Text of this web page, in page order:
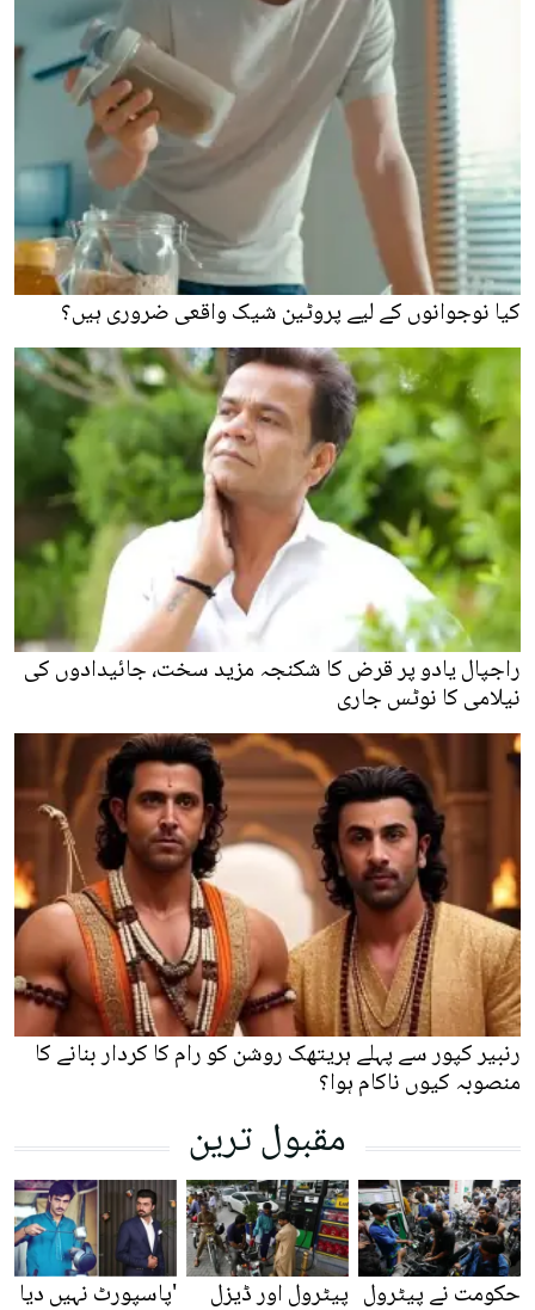
کیا نوجوانوں کے لیے پروٹین شیک واقعی ضروری ہیں؟
راجپال یادو پر قرض کا شکنجہ مزید سخت، جائیدادوں کی
نیلامی کا نوٹس جاری
رنبیر کپور سے پہلے ہریتھک روشن کو رام کا کردار بنانے کا
منصوبہ کیوں ناکام ہوا؟
مقبول ترین
حکومت نے پیٹرول پیٹرول اور ڈیزل 'پاسپورٹ نہیں دیا